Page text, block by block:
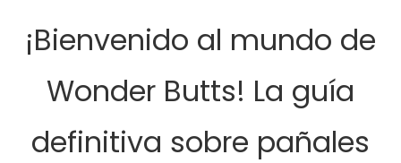
¡Bienvenido al mundo de
Wonder Butts! La guía
definitiva sobre pañales